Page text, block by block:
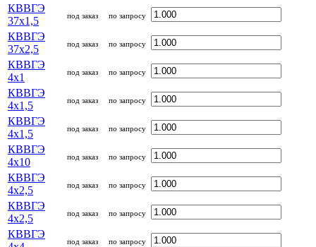
КВВГЭ
37x1,5
под заказ по запросу
КВВГЭ
37x2,5
под заказ по запросу
КВВГЭ
4x1
под заказ по запросу
КВВГЭ
4x1,5
под заказ по запросу
КВВГЭ
4x1,5
под заказ по запросу
КВВГЭ
4x10
под заказ по запросу
КВВГЭ
4x2,5
под заказ по запросу
КВВГЭ
4x2,5
под заказ по запросу
КВВГЭ
под заказ по запросу